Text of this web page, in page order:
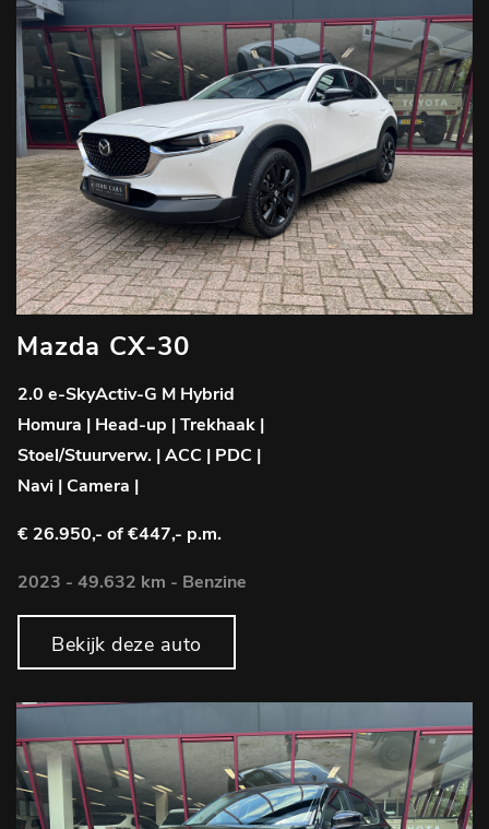
Mazda CX-30
2.0 e-SkyActiv-G M Hybrid
Homura | Head-up | Trekhaak |
Stoel/Stuurverw. | ACC | PDC |
Navi | Camera |
€ 26.950,- of €447,- p.m.
2023 - 49.632 km - Benzine
Bekijk deze auto